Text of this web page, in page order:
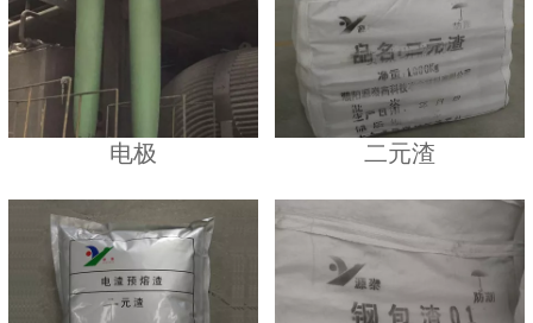
电极 二元渣